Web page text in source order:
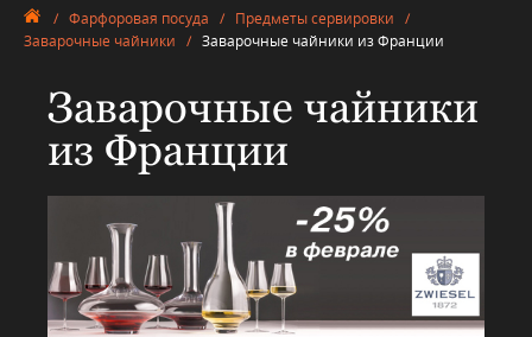
/ Фарфоровая посуда / Предметы сервировки /
Заварочные чайники / Заварочные чайники из Франции
Заварочные чайники
из Франции